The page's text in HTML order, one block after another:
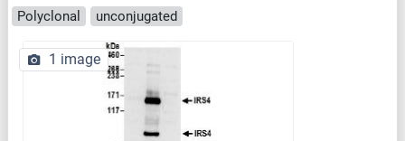
Polyclonal
unconjugated
1 image